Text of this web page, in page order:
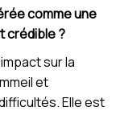
comme une
crédible ?
sur la
et
Elle est